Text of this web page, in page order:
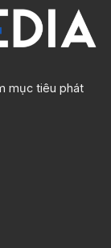
mục tiêu phát